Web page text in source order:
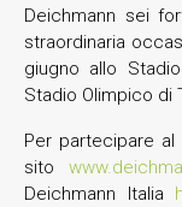
Deichmann sei
straordinaria
giugno allo
Stadio Olimpico di
Per partecipare
sito
Deichmann Italia